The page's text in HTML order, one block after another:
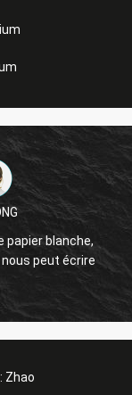
papier blanche,
peut écrire
Zhao